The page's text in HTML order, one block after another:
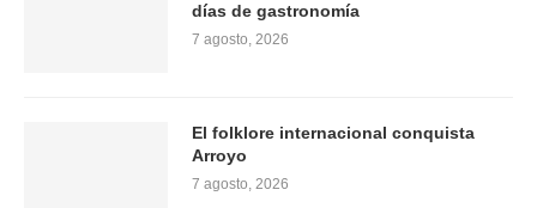
días de gastronomía
7 agosto, 2026
El folklore internacional conquista
Arroyo
7 agosto, 2026